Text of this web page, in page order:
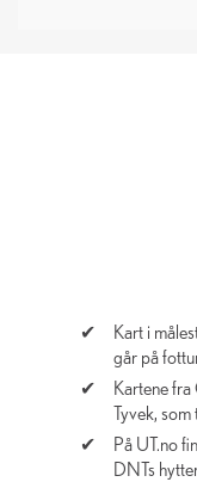
Kart i
går på
Kartene
Tyvek,
På UT.no
DNTs